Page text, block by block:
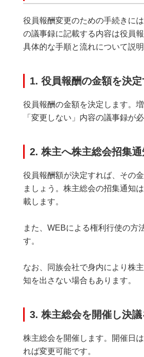
役員報酬変更のための手続きに
の議事録に記載する内容は役員
具体的な手順と流れについて説明
1. 役員報酬の金額を決定
役員報酬の金額を決定します。
「変更しない」内容の議事録が
2. 株主へ株主総会招集通
役員報酬額が決定すれば、その
ましょう。株主総会の招集通知
載します。
また、WEBによる権利行使の方
す。
なお、同族会社で身内により株
知を出さない場合もあります。
3. 株主総会を開催し決
株主総会を開催します。開催日
れば変更可能です。